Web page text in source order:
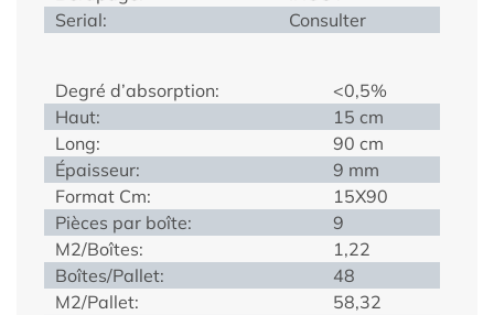
Serial:
Consulter
Degré d’absorption:
<0,5%
Haut:
15 cm
Long:
90 cm
Épaisseur:
9 mm
Format Cm:
15X90
Pièces par boîte:
9
M2/Boîtes:
1,22
Boîtes/Pallet:
48
M2/Pallet:
58,32